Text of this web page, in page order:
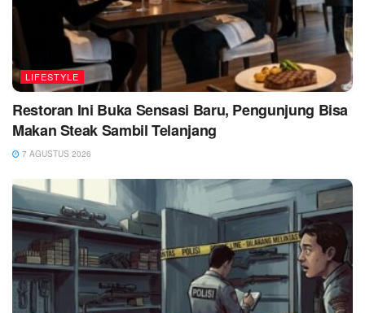
LIFESTYLE
Restoran Ini Buka Sensasi Baru, Pengunjung Bisa
Makan Steak Sambil Telanjang
7 AGUSTUS 2026